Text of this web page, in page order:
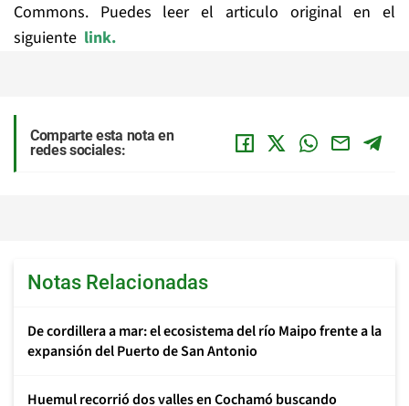
Commons. Puedes leer el articulo original en el
siguiente link.
Comparte esta nota en
redes sociales:
Notas Relacionadas
De cordillera a mar: el ecosistema del río Maipo frente a la
expansión del Puerto de San Antonio
Huemul recorrió dos valles en Cochamó buscando